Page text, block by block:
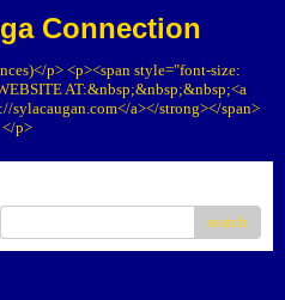
Connection
p> <p><span style="font-size:
AT:&nbsp;&nbsp;&nbsp;<a
a></strong></span>
</p>
search